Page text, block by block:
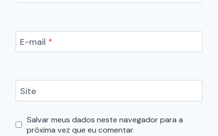
E-mail *
Site
Salvar meus dados neste navegador para a
próxima vez que eu comentar.